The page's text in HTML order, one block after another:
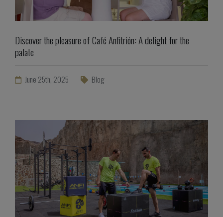
Discover the pleasure of Café Anfitrión: A delight for the
palate
June 25th, 2025 Blog